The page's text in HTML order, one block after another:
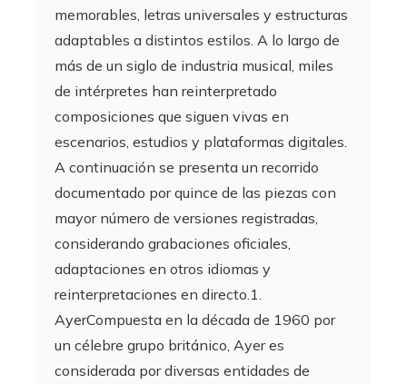
memorables, letras universales y estructuras
adaptables a distintos estilos. A lo largo de
más de un siglo de industria musical, miles
de intérpretes han reinterpretado
composiciones que siguen vivas en
escenarios, estudios y plataformas digitales.
A continuación se presenta un recorrido
documentado por quince de las piezas con
mayor número de versiones registradas,
considerando grabaciones oficiales,
adaptaciones en otros idiomas y
reinterpretaciones en directo.1.
AyerCompuesta en la década de 1960 por
un célebre grupo británico, Ayer es
considerada por diversas entidades de